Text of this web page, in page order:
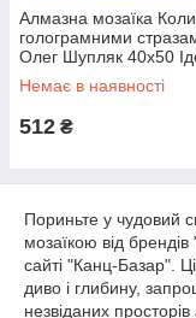
Алмазна мозаїка
голограмними
Олег Шупляк 40х50
(AMO7701)
Немає в наявності
512 ₴
Пориньте у чудовий
мозаїкою від
сайті "Канц-Базар".
диво і глибину,
незвіданих